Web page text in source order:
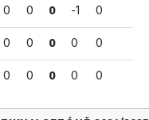
0 0 0 -1 0
0 0 0 0 0
0 0 0 0 0